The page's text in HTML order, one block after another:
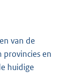
van de
provincies en
huidige